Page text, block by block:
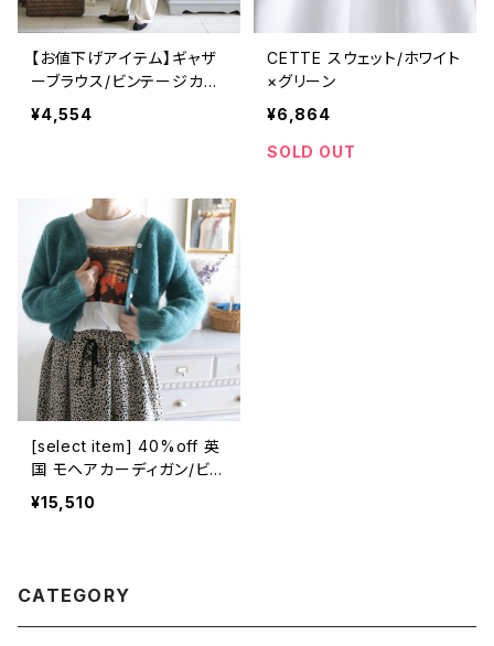
【お値下げアイテム】ギャザ
ーブラウス/ビンテージカー
キブラウン
¥4,554
CETTE スウェット/ホワイト
×グリーン
¥6,864
SOLD OUT
[select item] 40%off 英
国 モヘアカーディガン/ビン
テージブルー
¥15,510
CATEGORY